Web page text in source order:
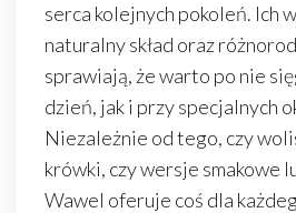
serca kolejnych pokoleń. Ich
naturalny skład oraz
sprawiają, że warto po nie
dzień, jak i przy specjalnych
Niezależnie od tego, czy
krówki, czy wersje smakowe
Wawel oferuje coś dla